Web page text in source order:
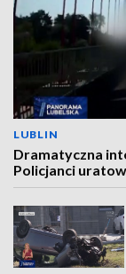
LUBLIN
Dramatyczna
Policjanci